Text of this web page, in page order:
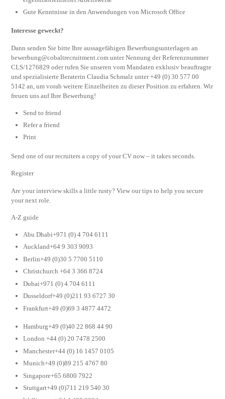
Gute Kenntnisse in den Anwendungen von Microsoft Office
Interesse geweckt?
Dann senden Sie bitte Ihre aussagefähigen Bewerbungsunterlagen an
bewerbung@cobaltrecruitment.com unter Nennung der Referenznummer
CLS/1276829 oder rufen Sie unseren vom Mandaten exklusiv beauftragte
und spezialisierte Beraterin Claudia Schmalz unter +49 (0) 30 577 00
5142 an, um vorab weitere Einzelheiten zu dieser Position zu erfahren. Wir
freuen uns auf Ihre Bewerbung!
Send to friend
Refer a friend
Print
Send one of our recruiters a copy of your CV now – it takes seconds.
Register
Are your interview skills a little rusty? View our tips to help you secure
your next role.
A-Z guide
Abu Dhabi+971 (0) 4 704 6111
Auckland+64 9 303 9093
Berlin+49 (0)30 5 7700 5110
Christchurch +64 3 366 8724
Dubai+971 (0) 4 704 6111
Dusseldorf+49 (0)211 93 6727 30
Frankfurt+49 (0)69 3 4877 4472
Hamburg+49 (0)40 22 868 44 90
London +44 (0) 20 7478 2500
Manchester+44 (0) 16 1457 0105
Munich+49 (0)89 215 4767 80
Singapore+65 6800 7922
Stuttgart+49 (0)711 219 540 30